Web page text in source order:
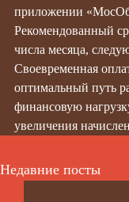
приложении
Рекомендованный
числа месяца,
Своевременная
оптимальный путь
финансовую
увеличения
Недавние посты